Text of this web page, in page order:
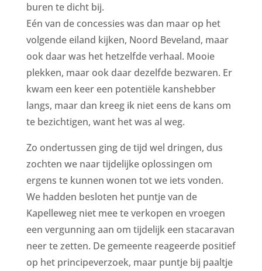
buren te dicht bij.
Eén van de concessies was dan maar op het
volgende eiland kijken, Noord Beveland, maar
ook daar was het hetzelfde verhaal. Mooie
plekken, maar ook daar dezelfde bezwaren. Er
kwam een keer een potentiële kanshebber
langs, maar dan kreeg ik niet eens de kans om
te bezichtigen, want het was al weg.
Zo ondertussen ging de tijd wel dringen, dus
zochten we naar tijdelijke oplossingen om
ergens te kunnen wonen tot we iets vonden.
We hadden besloten het puntje van de
Kapelleweg niet mee te verkopen en vroegen
een vergunning aan om tijdelijk een stacaravan
neer te zetten. De gemeente reageerde positief
op het principeverzoek, maar puntje bij paaltje